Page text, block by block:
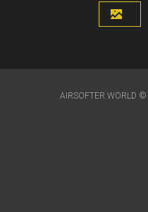
AIRSOFTER.WORLD